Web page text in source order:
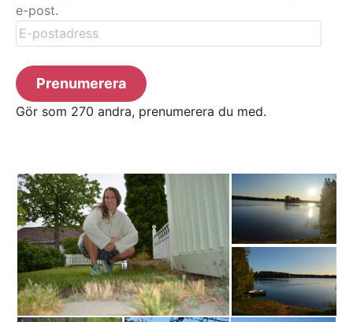
e-post.
E-
postadress
Prenumerera
Gör som 270 andra, prenumerera du med.